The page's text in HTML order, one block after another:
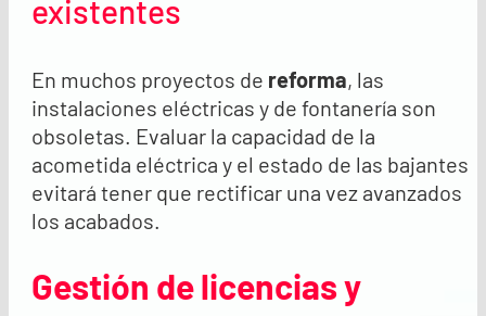
existentes
En muchos proyectos de reforma, las
instalaciones eléctricas y de fontanería son
obsoletas. Evaluar la capacidad de la
acometida eléctrica y el estado de las bajantes
evitará tener que rectificar una vez avanzados
los acabados.
Gestión de licencias y